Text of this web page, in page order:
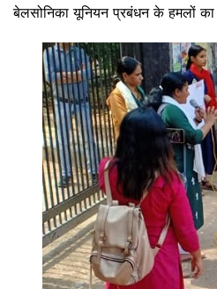
बेलसोनिका यूनियन प्रबंधन के हमलों